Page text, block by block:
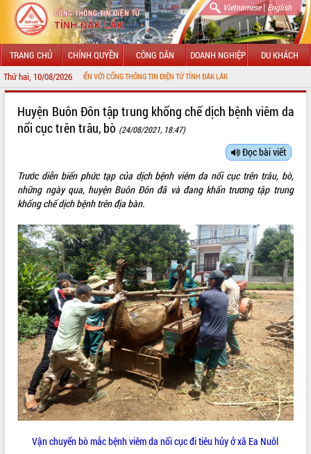
Vietnamese| English
TRANG CHỦ CHÍNH QUYỀN CÔNG DÂN DOANH NGHIỆP DU KHÁCH
Thứ hai, 10/08/2026
CHÀO MỪNG ĐẾN VỚI CỔNG THÔNG TIN ĐIỆN TỬ TỈNH ĐẮK LẮK
LÃNH ĐẠO UBND TỈNH
SỞ, BAN, NGÀNH
THÔNG TIN CHỈ ĐẠO ĐIỀU HÀNH
HỆ THỐNG VĂN BẢN
VĂN BẢN HĐND TỈNH
ĐIỂM TIN VĂN BẢN
QUY HOẠCH - KẾ HOẠCH
Huyện Buôn Đôn tập trung khống chế dịch bệnh viêm da
nổi cục trên trâu, bò (24/08/2021, 18:47)
Đọc bài viết
Trước diễn biến phức tạp của dịch bệnh viêm da nổi cục trên trâu, bò,
những ngày qua, huyện Buôn Đôn đã và đang khẩn trương tập trung
khống chế dịch bệnh trên địa bàn.
Vận chuyển bò mắc bệnh viêm da nổi cục đi tiêu hủy ở xã Ea Nuôl